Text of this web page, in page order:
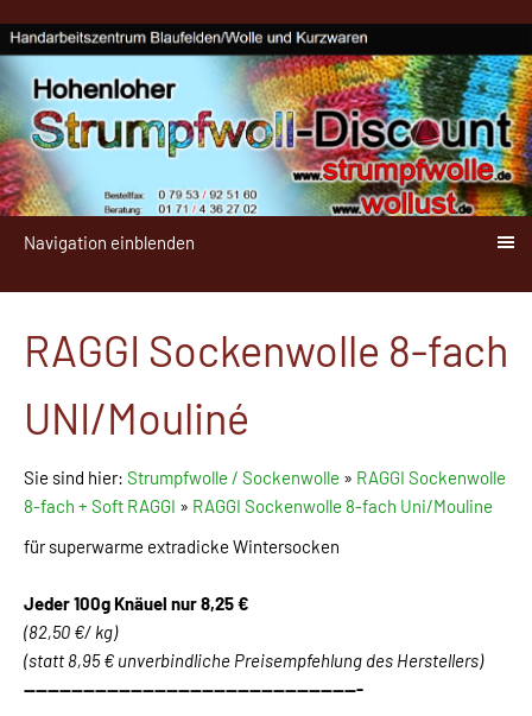
Navigation einblenden
RAGGI Sockenwolle 8-fach
UNI/Mouliné
Sie sind hier: Strumpfwolle / Sockenwolle » RAGGI Sockenwolle
8-fach + Soft RAGGI » RAGGI Sockenwolle 8-fach Uni/Mouline
für superwarme extradicke Wintersocken
Jeder 100g Knäuel nur 8,25 €
(82,50 €/ kg)
(statt 8,95 € unverbindliche Preisempfehlung des Herstellers)
---------------------------------------------------------